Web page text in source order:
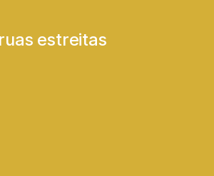
estreitas